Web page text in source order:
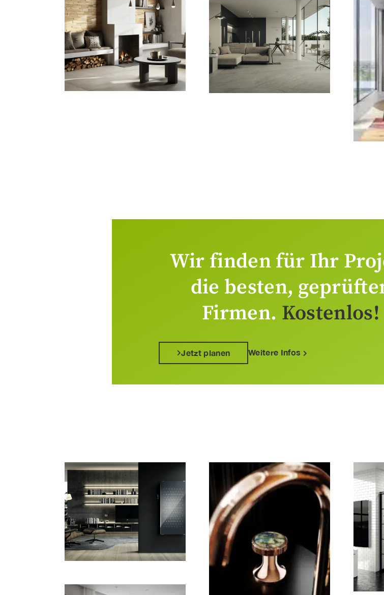
Wir finden für Ihr
die besten,
Firmen. Kostenlos!
Jetzt planen Weitere Infos